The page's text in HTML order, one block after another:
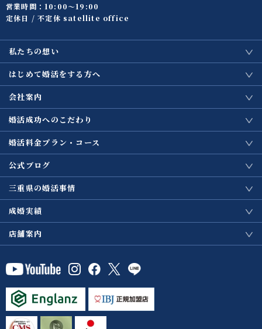
営業時間：10:00〜19:00
定休日 / 不定休 satellite office
私たちの想い
はじめて婚活をする方へ
会社案内
婚活成功へのこだわり
婚活料金プラン・コース
公式ブログ
三重県の婚活事情
成婚実績
店舗案内